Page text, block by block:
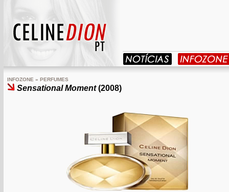
INFOZONE » PERFUMES
Sensational Moment (2008)